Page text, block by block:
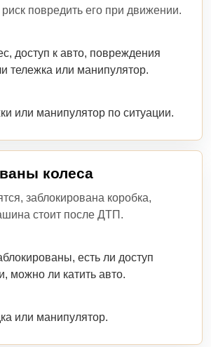
повредить его при движении.
доступ к авто, повреждения
тележка или манипулятор.
или манипулятор по ситуации.
колеса
заблокирована коробка,
стоит после ДТП.
есть ли доступ
можно ли катить авто.
или манипулятор.